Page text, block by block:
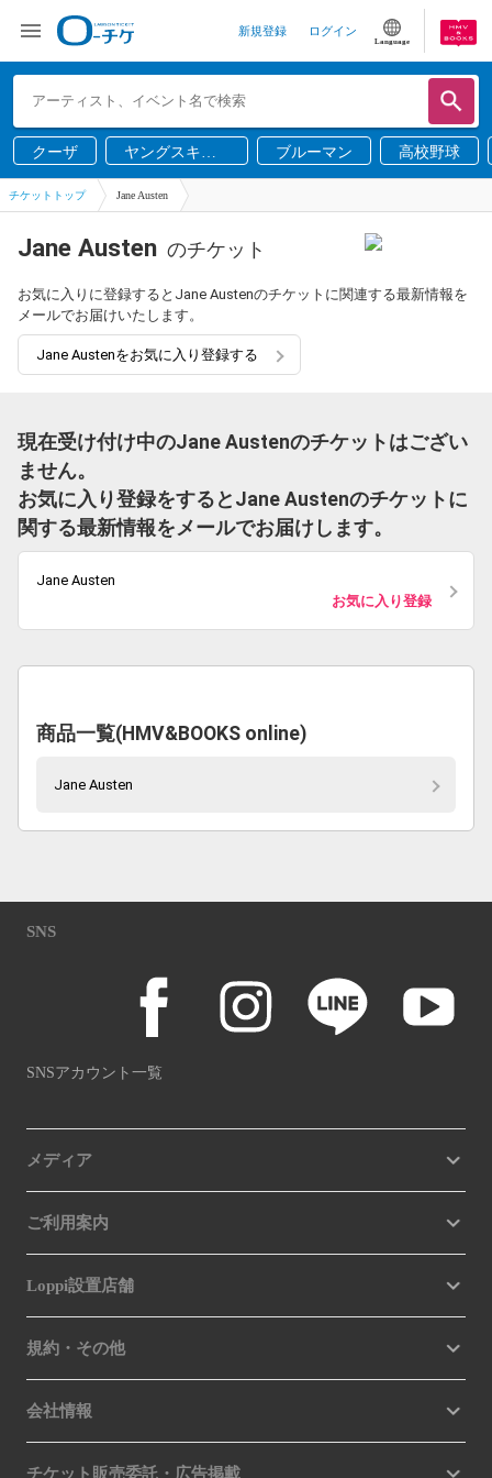
新規登録 ログイン
Language
クーザ
ヤングスキニ
ー
ブルーマン 高校野球
チケットトップ Jane Austen
Jane Austen のチケット
お気に入りに登録するとJane Austenのチケットに関連する最新情報を
メールでお届けいたします。
Jane Austenをお気に入り登録する
現在受け付け中のJane Austenのチケットはござい
ません。
お気に入り登録をするとJane Austenのチケットに
関する最新情報をメールでお届けします。
Jane Austen
お気に入り登録
商品一覧(HMV&BOOKS online)
Jane Austen
SNS
SNSアカウント一覧
メディア
ご利用案内
Loppi設置店舗
規約・その他
会社情報
チケット販売委託・広告掲載